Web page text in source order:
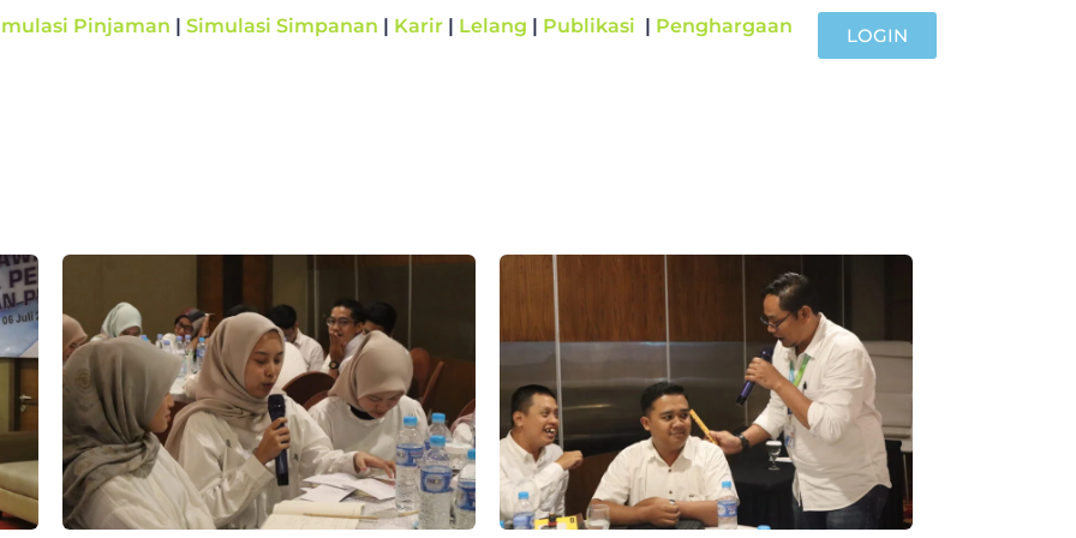
Pinjaman |Simulasi Simpanan | Karir | Lelang | Publikasi | Penghargaan LOGIN